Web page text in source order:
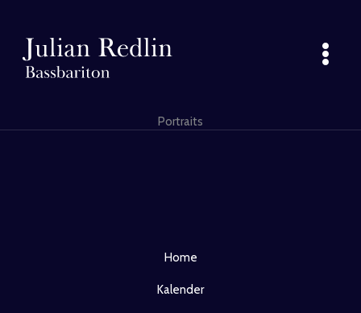
springen
Portraits
Home
Kalender